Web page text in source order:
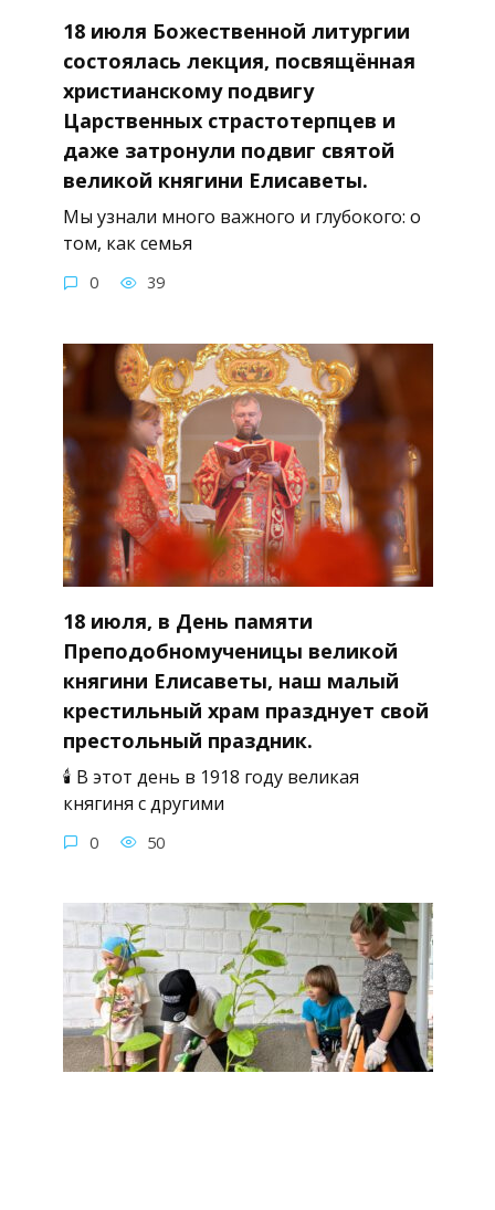
18 июля Божественной литургии
состоялась лекция, посвящённая
христианскому подвигу
Царственных страстотерпцев и
даже затронули подвиг святой
великой княгини Елисаветы.
Мы узнали много важного и глубокого: о
том, как семья
0 39
18 июля, в День памяти
Преподобномученицы великой
княгини Елисаветы, наш малый
крестильный храм празднует свой
престольный праздник.
🕯 В этот день в 1918 году великая
княгиня с другими
0 50